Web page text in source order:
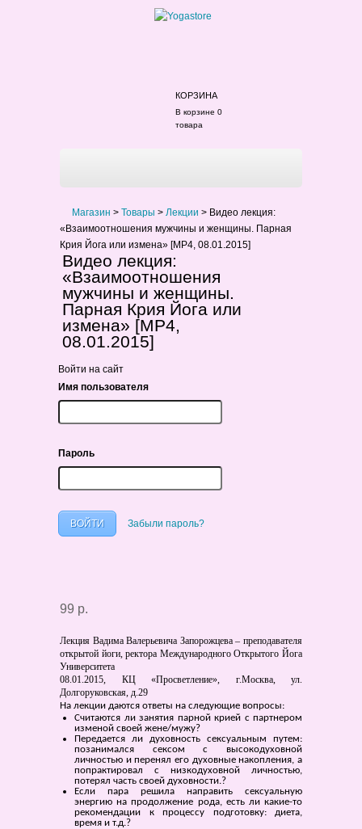
КОРЗИНА
В корзине 0
товара
Магазин > Товары > Лекции > Видео лекция:
«Взаимоотношения мужчины и женщины. Парная
Крия Йога или измена» [MP4, 08.01.2015]
Видео лекция:
«Взаимоотношения
мужчины и женщины.
Парная Крия Йога или
измена» [MP4,
08.01.2015]
Войти на сайт
Имя пользователя
Пароль
Забыли пароль?
99 р.
Лекция Вадима Валерьевича Запорожцева – преподавателя
открытой йоги, ректора Международного Открытого Йога
Университета
08.01.2015, КЦ «Просветление», г.Москва, ул.
Долгоруковская, д.29
На лекции даются ответы на следующие вопросы:
Считаются ли занятия парной крией с партнером
изменой своей жене/мужу?
Передается ли духовность сексуальным путем:
позанимался сексом с высокодуховной
личностью и перенял его духовные накопления, а
попрактировал с низкодуховной личностью,
потерял часть своей духовности.?
Если пара решила направить сексуальную
энергию на продолжение рода, есть ли какие-то
рекомендации к процессу подготовку: диета,
время и т.д.?